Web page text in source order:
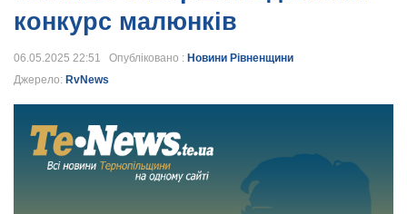
конкурс малюнків
06.05.2025 22:51 Опубліковано : Новини Рівненщини
Джерело: RvNews